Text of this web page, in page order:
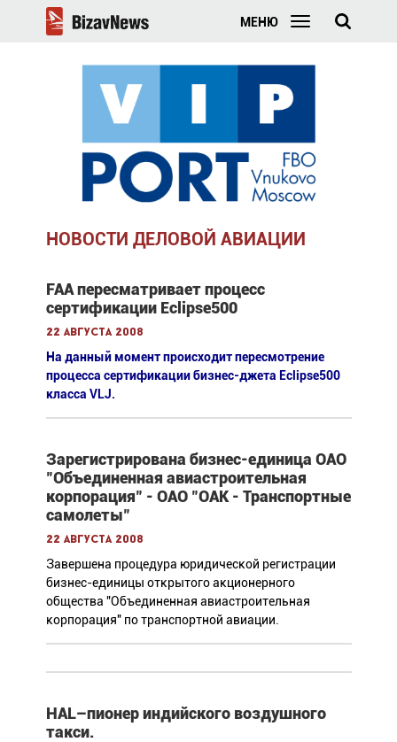
МЕНЮ
НОВОСТИ ДЕЛОВОЙ АВИАЦИИ
FAA пересматривает процесс
сертификации Eclipse500
22 августа 2008
На данный момент происходит пересмотрение
процесса сертификации бизнес-джета Eclipse500
класса VLJ.
Зарегистрирована бизнес-единица ОАО
"Объединенная авиастроительная
корпорация" - ОАО "ОАК - Транспортные
самолеты"
22 августа 2008
Завершена процедура юридической регистрации
бизнес-единицы открытого акционерного
общества "Объединенная авиастроительная
корпорация" по транспортной авиации.
HAL–пионер индийского воздушного
такси.